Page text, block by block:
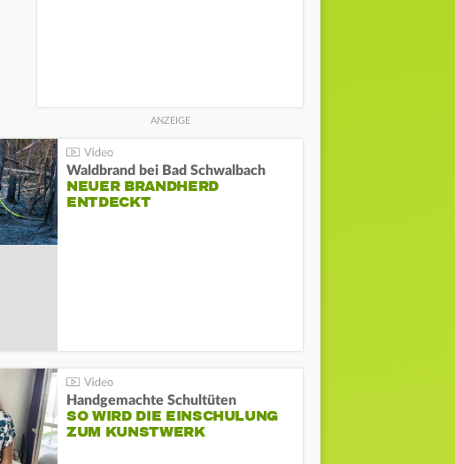
Waldbrand bei Bad Schwalbach
NEUER BRANDHERD
ENTDECKT
Handgemachte Schultüten
SO WIRD DIE EINSCHULUNG
ZUM KUNSTWERK